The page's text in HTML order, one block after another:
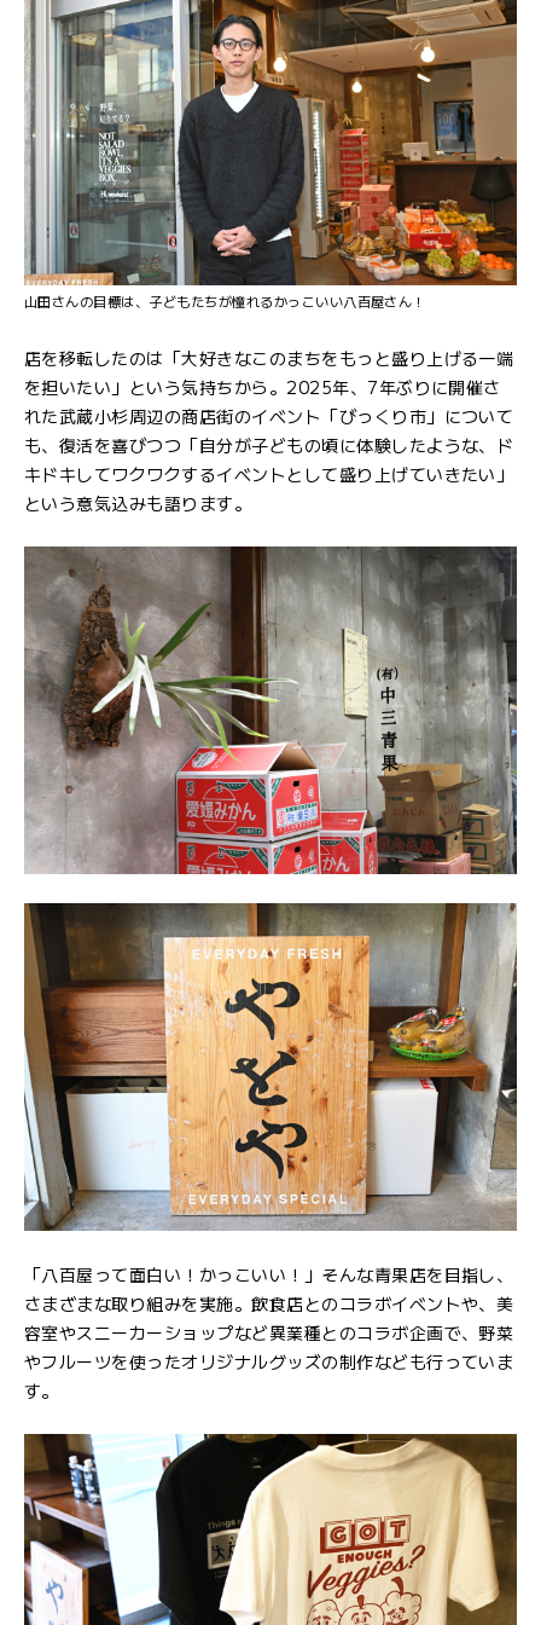
山田さんの目標は、子どもたちが憧れるかっこいい八百屋さん！
店を移転したのは「大好きなこのまちをもっと盛り上げる一端
を担いたい」という気持ちから。2025年、7年ぶりに開催さ
れた武蔵小杉周辺の商店街のイベント「びっくり市」について
も、復活を喜びつつ「自分が子どもの頃に体験したような、ド
キドキしてワクワクするイベントとして盛り上げていきたい」
という意気込みも語ります。
「八百屋って面白い！かっこいい！」そんな青果店を目指し、
さまざまな取り組みを実施。飲食店とのコラボイベントや、美
容室やスニーカーショップなど異業種とのコラボ企画で、野菜
やフルーツを使ったオリジナルグッズの制作なども行っていま
す。